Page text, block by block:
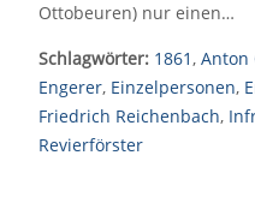
Ottobeuren) nur einen…
Schlagwörter: 1861, Anton
Engerer, Einzelpersonen,
Friedrich Reichenbach,
Revierförster